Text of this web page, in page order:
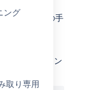
ング
取り専用
るには、次の手
ァイルをダウン